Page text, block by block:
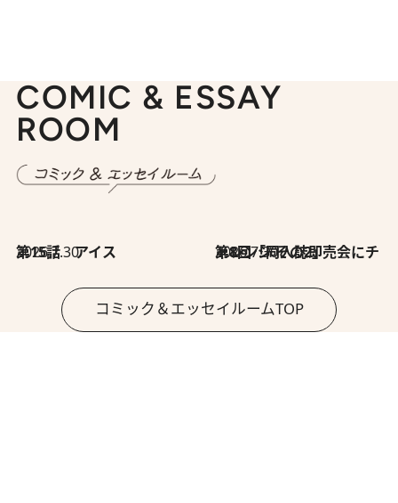
COMIC & ESSAY
ROOM
2026.7.30
第15話 アイス 2026.7.30
第8回「同人誌即売会にチャレンジ その2」
コミック＆エッセイルームTOP